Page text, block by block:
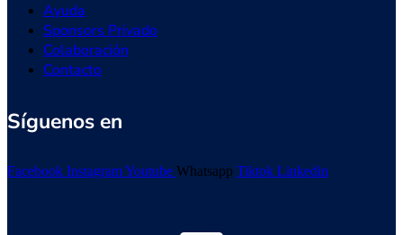
Ayuda
Sponsors Privado
Colaboración
Contacto
Síguenos en
Facebook InstagramYoutube Whatsapp Tiktok Linkedin